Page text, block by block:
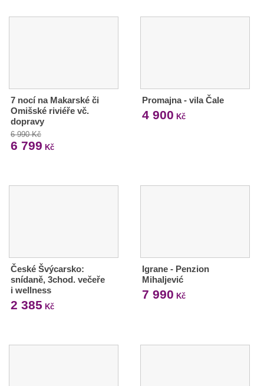
7 nocí na Makarské či
Omišské riviéře vč.
dopravy
6 990 Kč
6 799 Kč
Promajna - vila Čale
4 900 Kč
České Švýcarsko:
snídaně, 3chod. večeře
i wellness
2 385 Kč
Igrane - Penzion
Mihaljević
7 990 Kč